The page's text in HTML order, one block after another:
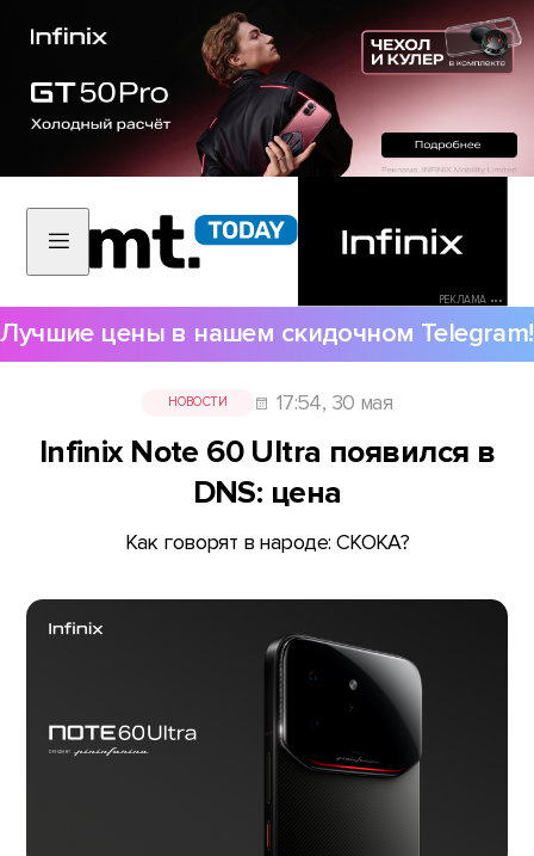
РЕКЛАМА •••
Лучшие цены в нашем скидочном Telegram!
НОВОСТИ 17:54, 30 мая
Infinix Note 60 Ultra появился в
DNS: цена
Как говорят в народе: СКОКА?